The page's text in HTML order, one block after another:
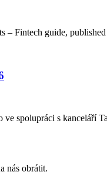
– Fintech guide,
spolupráci s
nás obrátit.